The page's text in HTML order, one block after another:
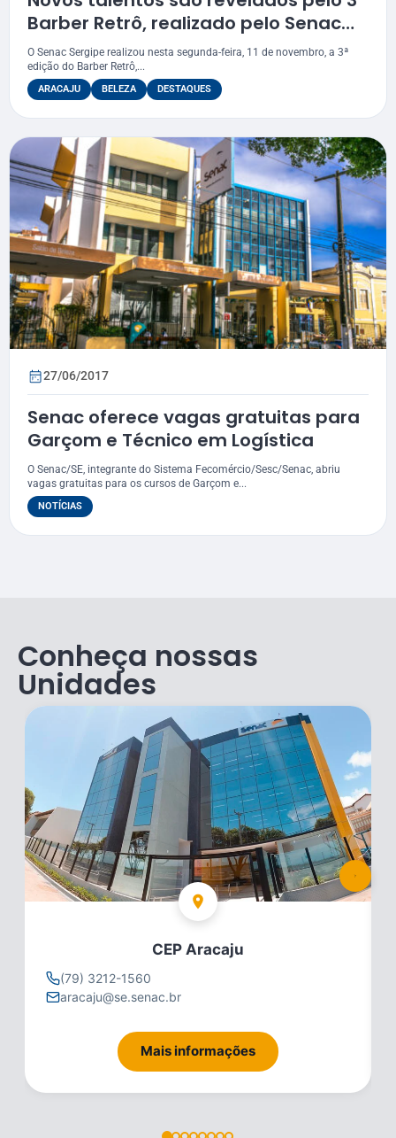
Barber Retrô, realizado pelo Senac
Sergipe
O Senac Sergipe realizou nesta segunda-feira, 11 de novembro, a 3ª
edição do Barber Retrô,...
ARACAJU BELEZA DESTAQUES
27/06/2017
Senac oferece vagas gratuitas para
Garçom e Técnico em Logística
O Senac/SE, integrante do Sistema Fecomércio/Sesc/Senac, abriu
vagas gratuitas para os cursos de Garçom e...
NOTÍCIAS
Conheça nossas
Unidades
CEP Aracaju
(79) 3212-1560
aracaju@se.senac.br
Mais informações